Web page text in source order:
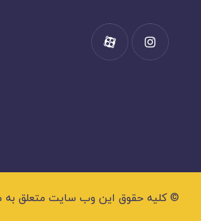
© کلیه حقوق این وب سایت متعلق به